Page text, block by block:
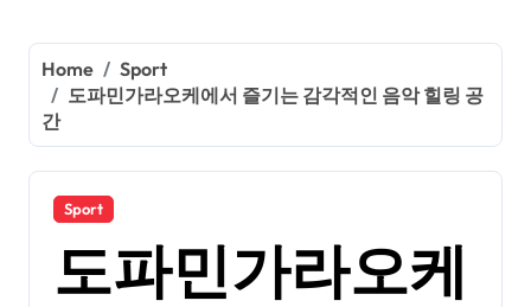
Home
Sport
도파민가라오케에서 즐기는 감각적인 음악 힐링 공
간
Sport
도파민가라오케